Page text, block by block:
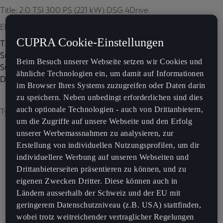
Title: 2.0 TSI 300 PS (221 kW) DSG 4Drive
Element 1
Title:
Subtitle:
Subtitle 2:
Description:
Type of image: carousel
CUPRA Cookie-Einstellungen
Beim Besuch unserer Webseite setzen wir Cookies und
ähnliche Technologien ein, um damit auf Informationen
im Browser Ihres Systems zuzugreifen oder Daten darin
zu speichern. Neben unbedingt erforderlichen sind dies
auch optionale Technologien - auch von Drittanbietern,
um die Zugriffe auf unsere Webseite und den Erfolg
unserer Werbemassnahmen zu analysieren, zur
Erstellung von individuellen Nutzungsprofilen, um dir
individuellere Werbung auf unseren Webseiten und
Drittanbieterseiten präsentieren zu können, und zu
eigenen Zwecken Dritter. Diese können auch in
Ländern ausserhalb der Schweiz und der EU mit
geringerem Datenschutzniveau (z.B. USA) stattfinden,
wobei trotz weitreichender vertraglicher Regelungen